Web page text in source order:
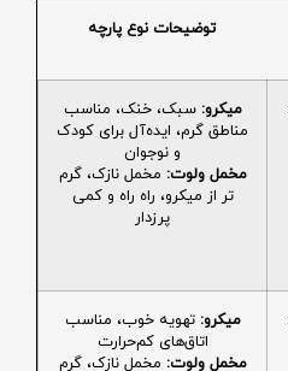
توضیحات نوع پارچه
میکرو: سبک، خنک، مناسب
مناطق گرم، ایده‌آل برای کودک
و نوجوان
مخمل ولوت: مخمل نازک، گرم
تر از میکرو، راه راه و کمی
پرزدار
میکرو: تهویه خوب، مناسب
اتاق‌های کم‌حرارت
مخمل ولوت: مخمل نازک، گرم